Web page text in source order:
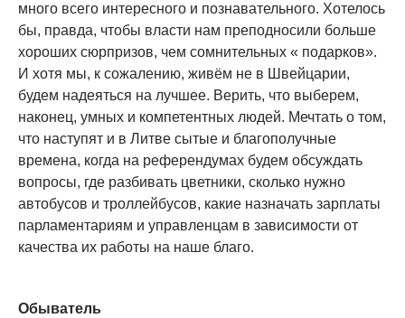
много всего интересного и познавательного. Хотелось
бы, правда, чтобы власти нам преподносили больше
хороших сюрпризов, чем сомнительных « подарков».
И хотя мы, к сожалению, живём не в Швейцарии,
будем надеяться на лучшее. Верить, что выберем,
наконец, умных и компетентных людей. Мечтать о том,
что наступят и в Литве сытые и благополучные
времена, когда на референдумах будем обсуждать
вопросы, где разбивать цветники, сколько нужно
автобусов и троллейбусов, какие назначать зарплаты
парламентариям и управленцам в зависимости от
качества их работы на наше благо.
Обыватель